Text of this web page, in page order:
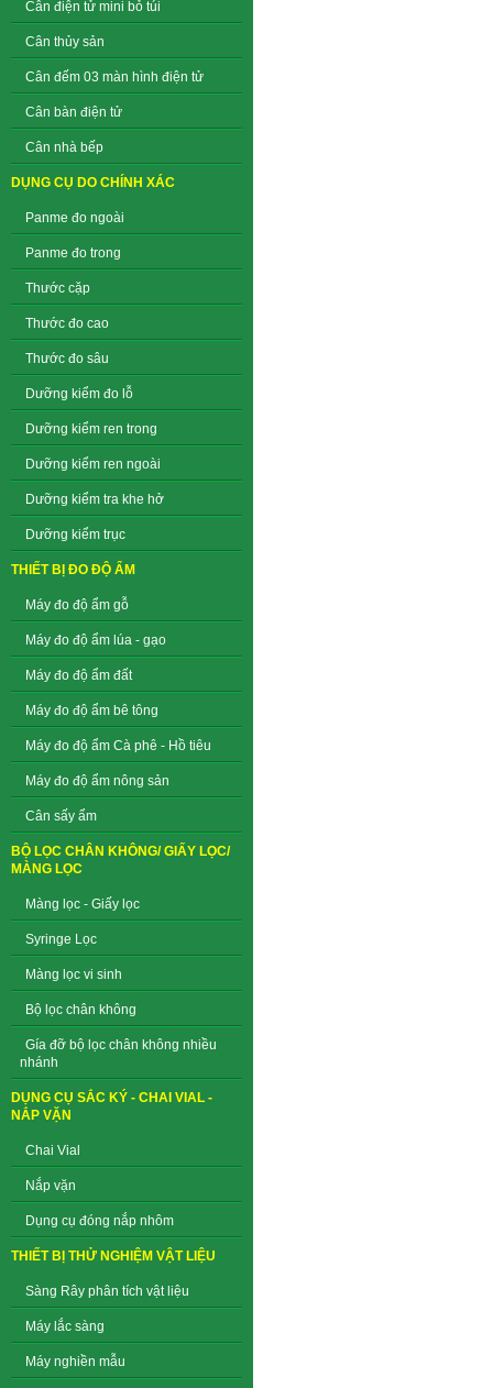
Cân điện tử mini bỏ túi
Cân thủy sản
Cân đếm 03 màn hình điện tử
Cân bàn điện tử
Cân nhà bếp
DỤNG CỤ DO CHÍNH XÁC
Panme đo ngoài
Panme đo trong
Thước cặp
Thước đo cao
Thước đo sâu
Dưỡng kiểm đo lỗ
Dưỡng kiểm ren trong
Dưỡng kiểm ren ngoài
Dưỡng kiểm tra khe hở
Dưỡng kiểm trục
THIẾT BỊ ĐO ĐỘ ẨM
Máy đo độ ẩm gỗ
Máy đo độ ẩm lúa - gạo
Máy đo độ ẩm đất
Máy đo độ ẩm bê tông
Máy đo độ ẩm Cà phê - Hồ tiêu
Máy đo độ ẩm nông sản
Cân sấy ẩm
BỘ LỌC CHÂN KHÔNG/ GIẤY LỌC/
MÀNG LỌC
Màng lọc - Giấy lọc
Syringe Lọc
Màng lọc vi sinh
Bộ lọc chân không
Gía đỡ bộ lọc chân không nhiều
nhánh
DỤNG CỤ SẮC KÝ - CHAI VIAL -
NẮP VẶN
Chai Vial
Nắp vặn
Dụng cụ đóng nắp nhôm
THIẾT BỊ THỬ NGHIỆM VẬT LIỆU
Sàng Rây phân tích vật liệu
Máy lắc sàng
Máy nghiền mẫu